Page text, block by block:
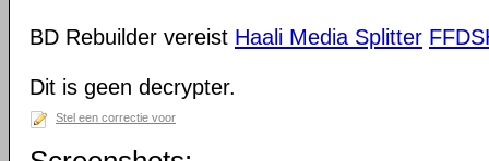
BD Rebuilder vereist Haali Media Splitter
Dit is geen decrypter.
Stel een correctie voor